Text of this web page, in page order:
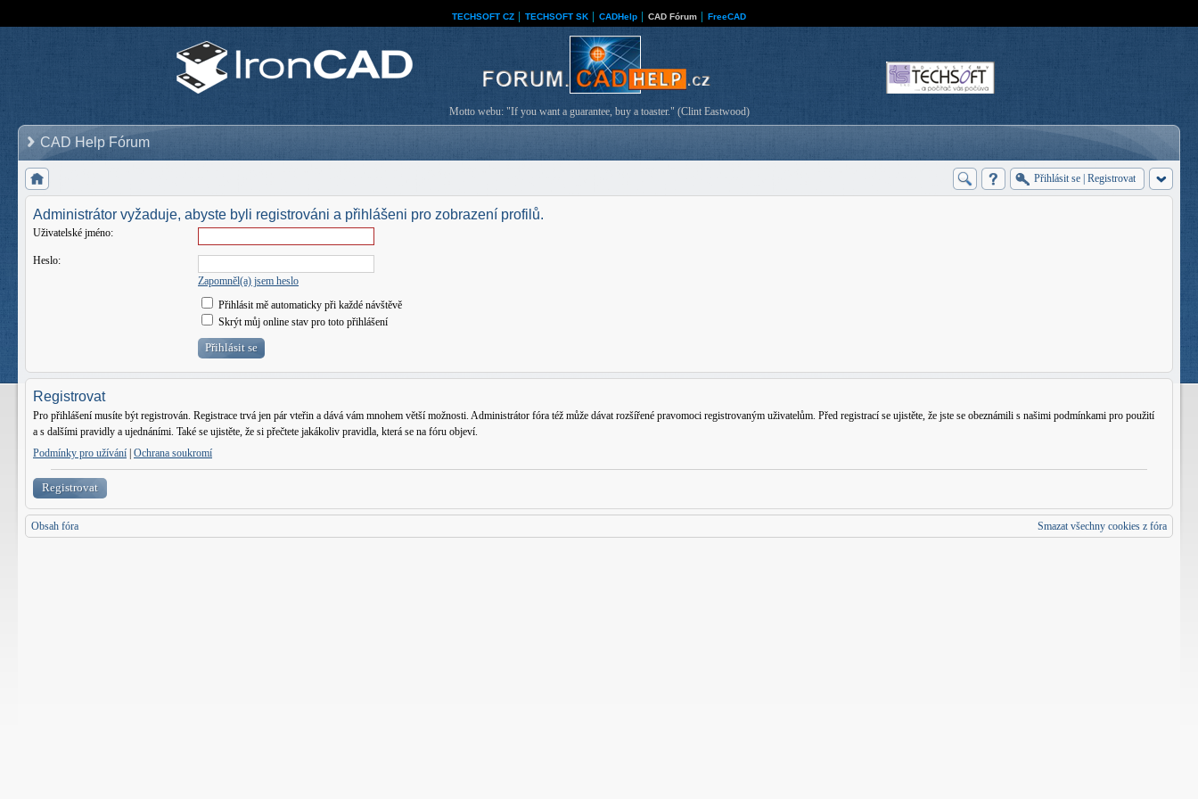
TECHSOFT CZ TECHSOFT SK CADHelp CAD Fórum FreeCAD
Motto webu: "If you want a guarantee, buy a toaster." (Clint Eastwood)
CAD Help Fórum
Přihlásit se Registrovat
Administrátor vyžaduje, abyste byli registrováni a přihlášeni pro zobrazení profilů.
Uživatelské jméno:
Heslo:
Zapomněl(a) jsem heslo
Přihlásit mě automaticky při každé návštěvě
Skrýt můj online stav pro toto přihlášení
Registrovat
Pro přihlášení musíte být registrován. Registrace trvá jen pár vteřin a dává vám mnohem větší možnosti. Administrátor fóra též může dávat rozšířené pravomoci registrovaným uživatelům. Před registrací se ujistěte, že jste se obeznámili s našimi podmínkami pro použití
a s dalšími pravidly a ujednáními. Také se ujistěte, že si přečtete jakákoliv pravidla, která se na fóru objeví.
Podmínky pro užívání Ochrana soukromí
Registrovat
Obsah fóra Smazat všechny cookies z fóra